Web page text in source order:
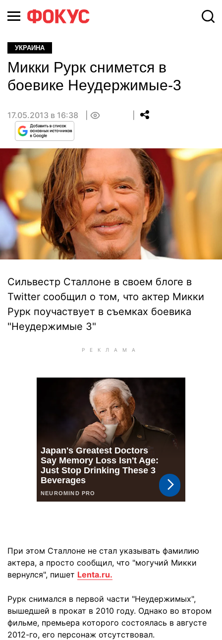
УКРАИНА
Микки Рурк снимется в
боевике Неудержимые-3
17.05.2013 в 16:38
Сильвестр Сталлоне в своем блоге в
Twitter сообщил о том, что актер Микки
Рурк поучаствует в съемках боевика
"Неудержимые 3"
При этом Сталлоне не стал указывать фамилию
актера, а просто сообщил, что "могучий Микки
вернулся", пишет Lenta.ru.
Рурк снимался в первой части "Неудержимых",
вышедшей в прокат в 2010 году. Однако во втором
фильме, премьера которого состоялась в августе
2012-го, его персонаж отсутствовал.